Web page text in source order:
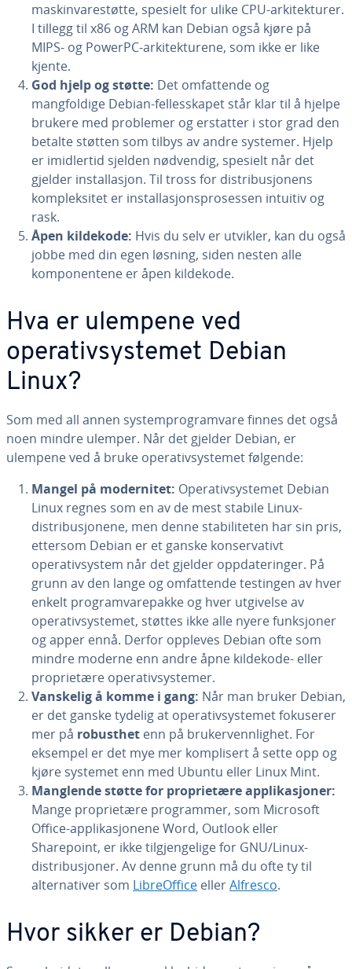
maskinvarestøtte, spesielt for ulike CPU-arkitekturer.
I tillegg til x86 og ARM kan Debian også kjøre på
MIPS- og PowerPC-arkitekturene, som ikke er like
kjente.
God hjelp og støtte: Det omfattende og
mangfoldige Debian-fellesskapet står klar til å hjelpe
brukere med problemer og erstatter i stor grad den
betalte støtten som tilbys av andre systemer. Hjelp
er imidlertid sjelden nødvendig, spesielt når det
gjelder installasjon. Til tross for distribusjonens
kompleksitet er installasjonsprosessen intuitiv og
rask.
Åpen kildekode: Hvis du selv er utvikler, kan du også
jobbe med din egen løsning, siden nesten alle
komponentene er åpen kildekode.
Hva er ulempene ved
operativsystemet Debian
Linux?
Som med all annen systemprogramvare finnes det også
noen mindre ulemper. Når det gjelder Debian, er
ulempene ved å bruke operativsystemet følgende:
Mangel på modernitet: Operativsystemet Debian
Linux regnes som en av de mest stabile Linux-
distribusjonene, men denne stabiliteten har sin pris,
ettersom Debian er et ganske konservativt
operativsystem når det gjelder oppdateringer. På
grunn av den lange og omfattende testingen av hver
enkelt programvarepakke og hver utgivelse av
operativsystemet, støttes ikke alle nyere funksjoner
og apper ennå. Derfor oppleves Debian ofte som
mindre moderne enn andre åpne kildekode- eller
proprietære operativsystemer.
Vanskelig å komme i gang: Når man bruker Debian,
er det ganske tydelig at operativsystemet fokuserer
mer på robusthet enn på brukervennlighet. For
eksempel er det mye mer komplisert å sette opp og
kjøre systemet enn med Ubuntu eller Linux Mint.
Manglende støtte for proprietære applikasjoner:
Mange proprietære programmer, som Microsoft
Office-applikasjonene Word, Outlook eller
Sharepoint, er ikke tilgjengelige for GNU/Linux-
distribusjoner. Av denne grunn må du ofte ty til
alternativer som LibreOffice ellerAlfresco.
Hvor sikker er Debian?